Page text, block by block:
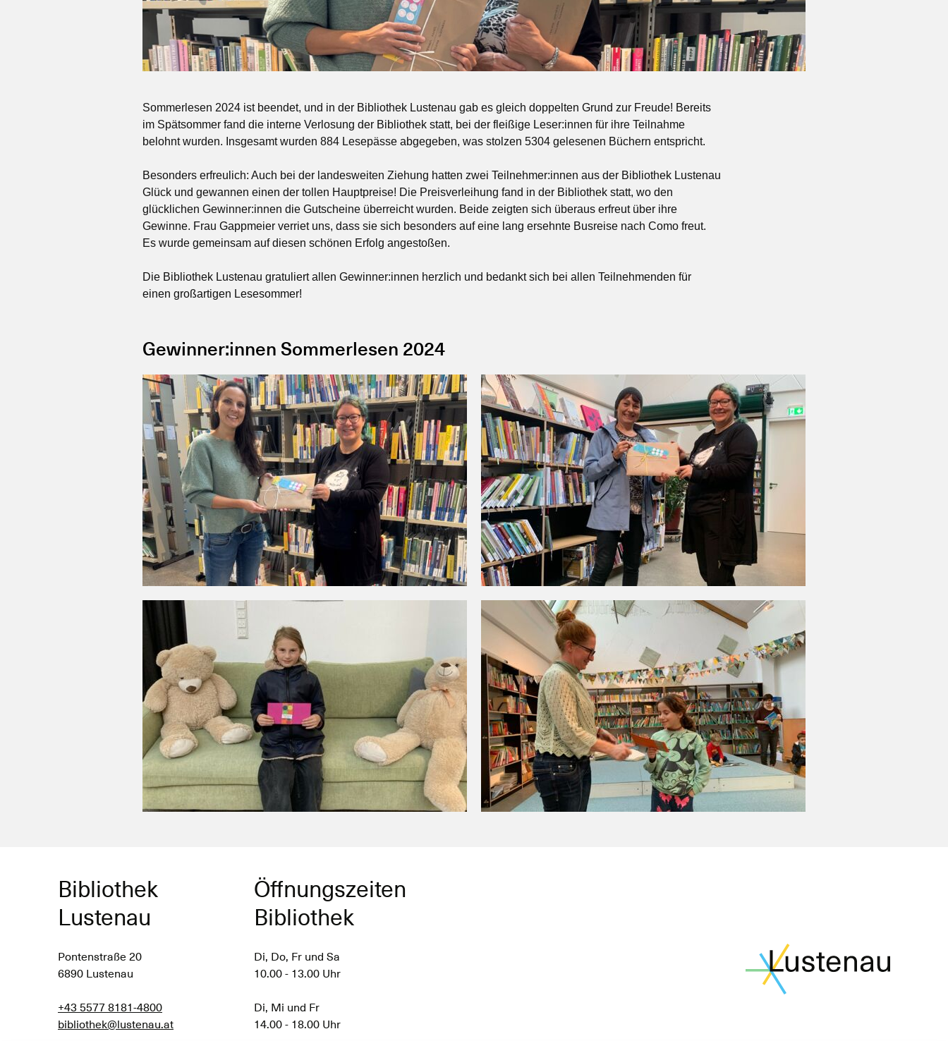
Sommerlesen 2024 ist beendet, und in der Bibliothek Lustenau gab es gleich doppelten Grund zur Freude! Bereits
im Spätsommer fand die interne Verlosung der Bibliothek statt, bei der fleißige Leser:innen für ihre Teilnahme
belohnt wurden. Insgesamt wurden 884 Lesepässe abgegeben, was stolzen 5304 gelesenen Büchern entspricht.
Besonders erfreulich: Auch bei der landesweiten Ziehung hatten zwei Teilnehmer:innen aus der Bibliothek Lustenau
Glück und gewannen einen der tollen Hauptpreise! Die Preisverleihung fand in der Bibliothek statt, wo den
glücklichen Gewinner:innen die Gutscheine überreicht wurden. Beide zeigten sich überaus erfreut über ihre
Gewinne. Frau Gappmeier verriet uns, dass sie sich besonders auf eine lang ersehnte Busreise nach Como freut.
Es wurde gemeinsam auf diesen schönen Erfolg angestoßen.
Die Bibliothek Lustenau gratuliert allen Gewinner:innen herzlich und bedankt sich bei allen Teilnehmenden für
einen großartigen Lesesommer!
Gewinner:innen Sommerlesen 2024
Bibliothek
Lustenau
Pontenstraße 20
6890 Lustenau
+43 5577 8181-4800
bibliothek@lustenau.at
Öffnungszeiten
Bibliothek
Di, Do, Fr und Sa
10.00 - 13.00 Uhr
Di, Mi und Fr
14.00 - 18.00 Uhr